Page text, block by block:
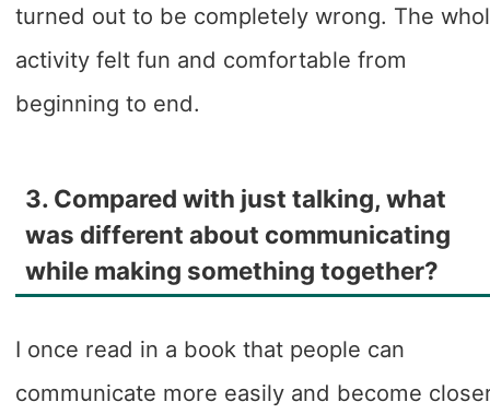
turned out to be completely wrong. The
activity felt fun and comfortable from
beginning to end.
3. Compared with just talking, what
was different about communicating
while making something together?
I once read in a book that people can
communicate more easily and become